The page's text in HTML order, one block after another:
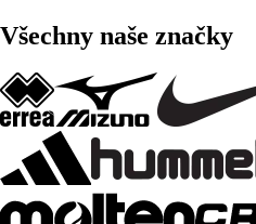
Všechny naše značky